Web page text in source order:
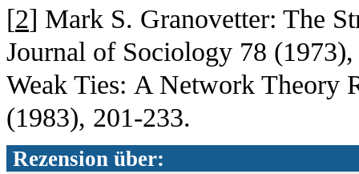
[2] Mark S. Granovetter: The
Journal of Sociology 78
Weak Ties: A Network Theory
(1983), 201-233.
Rezension über: